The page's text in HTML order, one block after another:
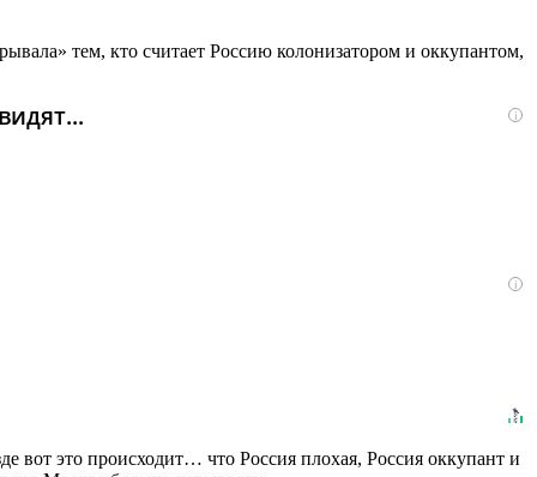
тем, кто считает Россию колонизатором и оккупантом,
i
i
вот это происходит… что Россия плохая, Россия оккупант и